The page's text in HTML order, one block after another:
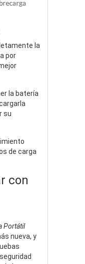
la
por
la batería
su
de carga
con
Portátil
nueva, y